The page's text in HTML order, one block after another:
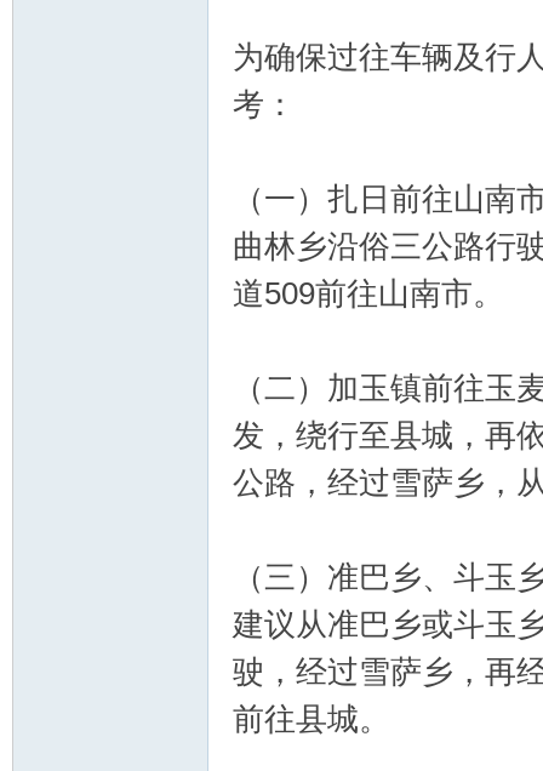
为确保过往车辆及行
考：
（一）扎日前往山南
曲林乡沿俗三公路行
道509前往山南市。
（二）加玉镇前往玉
发，绕行至县城，再
公路，经过雪萨乡，
（三）准巴乡、斗玉
建议从准巴乡或斗玉
驶，经过雪萨乡，再
前往县城。